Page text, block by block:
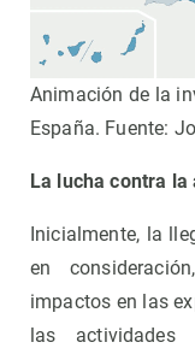
Animación de la
España. Fuente:
La lucha contra la
Inicialmente, la
en
impactos en las
las actividades